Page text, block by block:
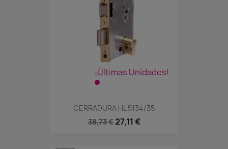
¡Últimas Unidades!
CERRADURA HL 5134/35
38,73 € 27,11 €